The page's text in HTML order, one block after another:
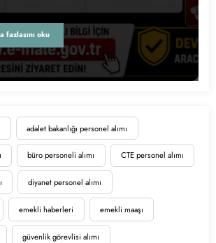
adalet bakanlığı personel alımı
büro personeli alımı CTE personel alımı
diyanet personel alımı
emekli haberleri emekli maaşı
güvenlik görevlisi alımı
fazlasını oku